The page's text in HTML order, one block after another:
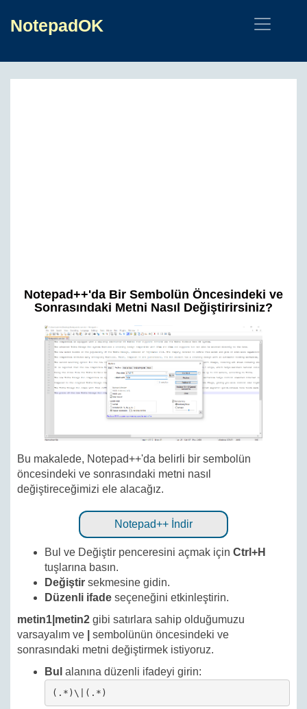
NotepadOK
Notepad++'da Bir Sembolün Öncesindeki ve
Sonrasındaki Metni Nasıl Değiştirirsiniz?
Bu makalede, Notepad++'da belirli bir sembolün
öncesindeki ve sonrasındaki metni nasıl
değiştireceğimizi ele alacağız.
Notepad++ İndir
Bul ve Değiştir penceresini açmak için Ctrl+H
tuşlarına basın.
Değiştir sekmesine gidin.
Düzenli ifade seçeneğini etkinleştirin.
metin1|metin2 gibi satırlara sahip olduğumuzu
varsayalım ve
sembolünün öncesindeki ve
sonrasındaki metni değiştirmek istiyoruz.
Bul alanına düzenli ifadeyi girin:
(.*)\|(.*)